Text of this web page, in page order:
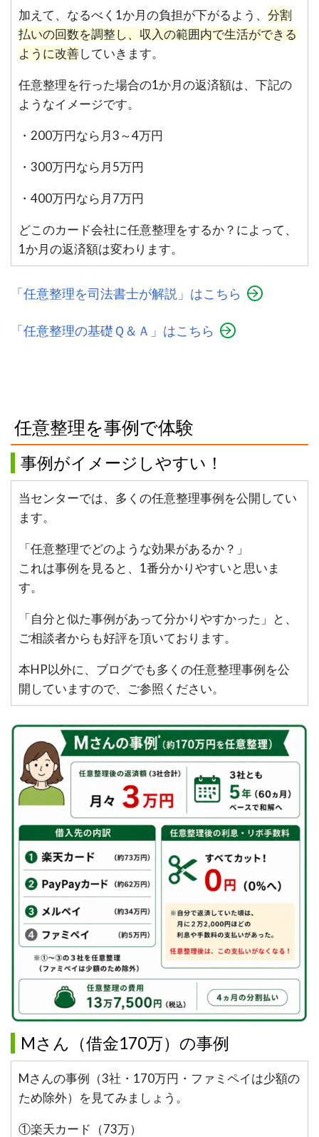
加えて、なるべく1か月の負担が下がるよう、 分割
払いの回数を調整し、収入の範囲内で生活ができる
ように改善していきます。
任意整理を行った場合の1か月の返済額は、下記の
ようなイメージです。
・200万円なら月3～4万円
・300万円なら月5万円
・400万円なら月7万円
どこのカード会社に任意整理をするか？によって、
1か月の返済額は変わります。
「任意整理を司法書士が解説」はこちら
「任意整理の基礎Ｑ＆Ａ」はこちら
任意整理を事例で体験
事例がイメージしやすい！
当センターでは、多くの任意整理事例を公開してい
ます。
「任意整理でどのような効果があるか？」
これは事例を見ると、1番分かりやすいと思いま
す。
「自分と似た事例があって分かりやすかった」と、
ご相談者からも好評を頂いております。
本HP以外に、ブログでも多くの任意整理事例を公
開していますので、ご参照ください。
Mさん（借金170万）の事例
Mさんの事例（3社・170万円・ファミペイは少額の
ため除外）を見てみましょう。
①楽天カード（73万）